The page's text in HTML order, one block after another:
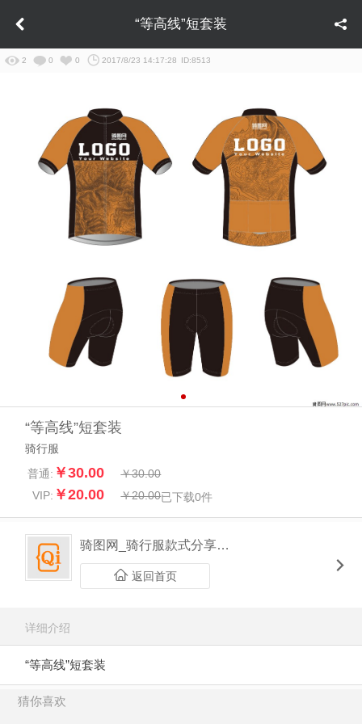
“等高线”短套装
2 0 0 2017/8/23 14:17:28 ID:8513
“等高线”短套装
骑行服
普通: ￥30.00
￥30.00
VIP: ￥20.00 ￥20.00已下载0件
骑图网_骑行服款式分享平台
返回首页
详细介绍
“等高线”短套装
猜你喜欢